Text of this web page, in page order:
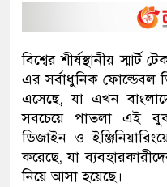
বিশ্বের শীর্ষস্থানীয়
এর সর্বাধুনিক ফোল্ডেবল
এসেছে, যা এখন
সবচেয়ে পাতলা এই
ডিজাইন ও
করেছে, যা
নিয়ে আসা হয়েছে।